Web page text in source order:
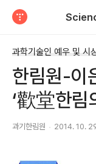
과학기술인 예우 및 시
한림원-이
‘歡堂한림
과기한림원 2014. 10.